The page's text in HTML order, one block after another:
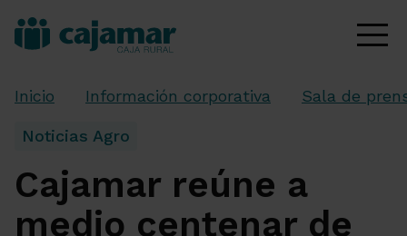
Inicio Información corporativa Sala de
Noticias Agro
Cajamar reúne a
medio centenar de